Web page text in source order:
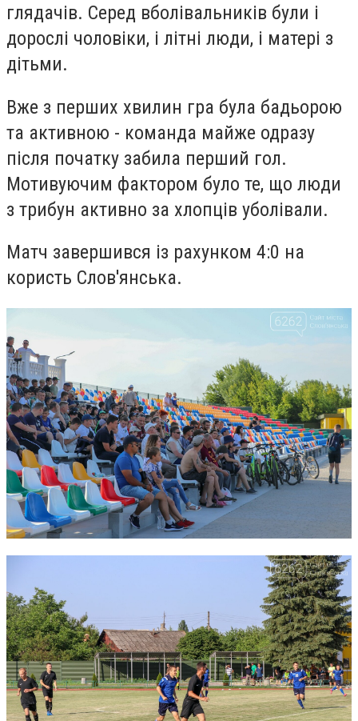
глядачів. Серед вболівальників були і
дорослі чоловіки, і літні люди, і матері з
дітьми.
Вже з перших хвилин гра була бадьорою
та активною - команда майже одразу
після початку забила перший гол.
Мотивуючим фактором було те, що люди
з трибун активно за хлопців уболівали.
Матч завершився із рахунком 4:0 на
користь Слов'янська.